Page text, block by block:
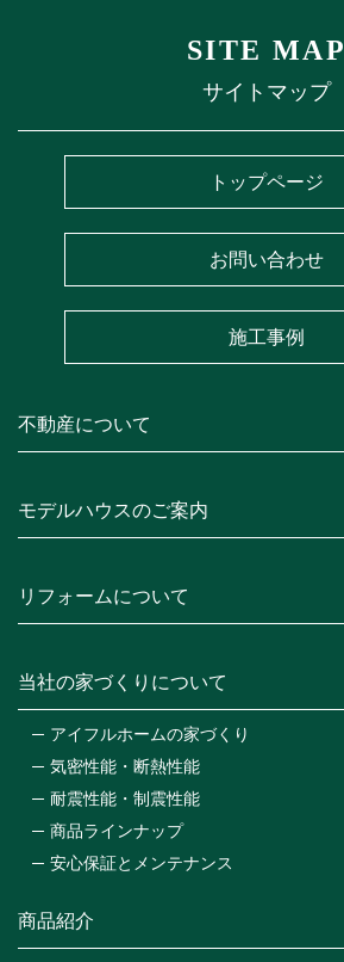
SITE MAP
サイトマップ
トップページ
お問い合わせ
施工事例
モデルハウスのご案内
リフォームについて
当社の家づくりについて
アイフルホームの家づくり
気密性能・断熱性能
耐震性能・制震性能
商品ラインナップ
安心保証とメンテナンス
商品紹介
不動産について